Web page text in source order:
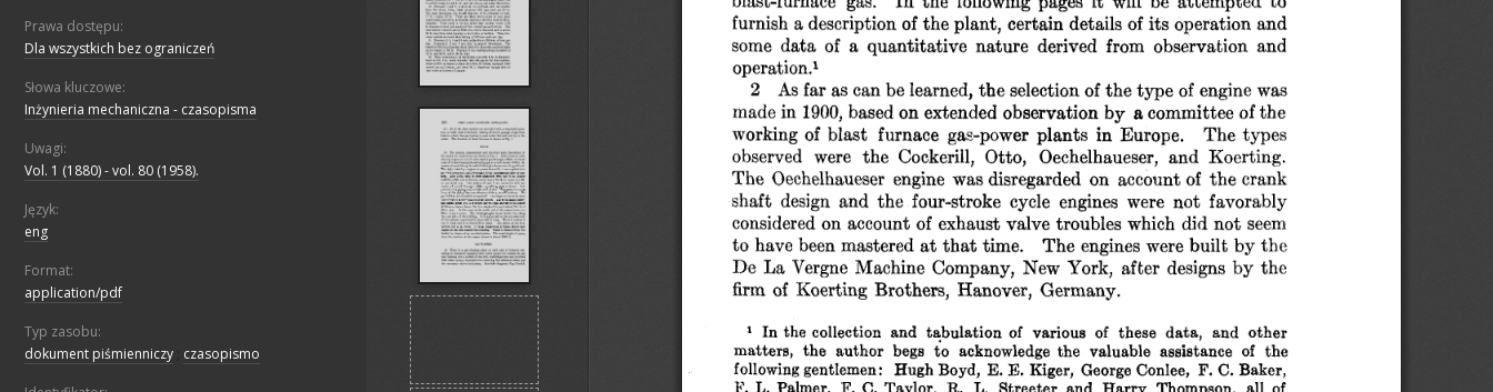
Prawa dostępu:
Dla wszystkich bez ograniczeń
Słowa kluczowe:
Inżynieria mechaniczna - czasopisma
Uwagi:
Vol. 1 (1880) - vol. 80 (1958).
Język:
eng
Format:
application/pdf
Typ zasobu:
dokument piśmienniczy czasopismo